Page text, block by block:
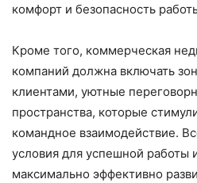
комфорт и безопасность
Кроме того, коммерческая
компаний должна включать
клиентами, уютные
пространства, которые
командное взаимодействие.
условия для успешной работы
максимально эффективно